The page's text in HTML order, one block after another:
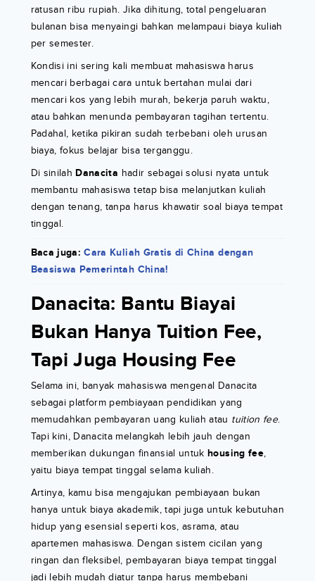
ratusan ribu rupiah. Jika dihitung, total pengeluaran
bulanan bisa menyaingi bahkan melampaui biaya kuliah
per semester.
Kondisi ini sering kali membuat mahasiswa harus
mencari berbagai cara untuk bertahan mulai dari
mencari kos yang lebih murah, bekerja paruh waktu,
atau bahkan menunda pembayaran tagihan tertentu.
Padahal, ketika pikiran sudah terbebani oleh urusan
biaya, fokus belajar bisa terganggu.
Di sinilah Danacita hadir sebagai solusi nyata untuk
membantu mahasiswa tetap bisa melanjutkan kuliah
dengan tenang, tanpa harus khawatir soal biaya tempat
tinggal.
Baca juga: Cara Kuliah Gratis di China dengan
Beasiswa Pemerintah China!
Danacita: Bantu Biayai
Bukan Hanya Tuition Fee,
Tapi Juga Housing Fee
Selama ini, banyak mahasiswa mengenal Danacita
sebagai platform pembiayaan pendidikan yang
memudahkan pembayaran uang kuliah atau tuition fee.
Tapi kini, Danacita melangkah lebih jauh dengan
memberikan dukungan finansial untukhousing fee,
yaitu biaya tempat tinggal selama kuliah.
Artinya, kamu bisa mengajukan pembiayaan bukan
hanya untuk biaya akademik, tapi juga untuk kebutuhan
hidup yang esensial seperti kos, asrama, atau
apartemen mahasiswa. Dengan sistem cicilan yang
ringan dan fleksibel, pembayaran biaya tempat tinggal
jadi lebih mudah diatur tanpa harus membebani